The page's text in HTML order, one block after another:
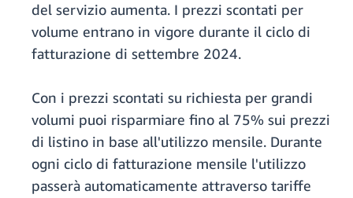
del servizio aumenta. I prezzi scontati per
volume entrano in vigore durante il ciclo di
fatturazione di settembre 2024.
Con i prezzi scontati su richiesta per grandi
volumi puoi risparmiare fino al 75% sui prezzi
di listino in base all'utilizzo mensile. Durante
ogni ciclo di fatturazione mensile l'utilizzo
passerà automaticamente attraverso tariffe